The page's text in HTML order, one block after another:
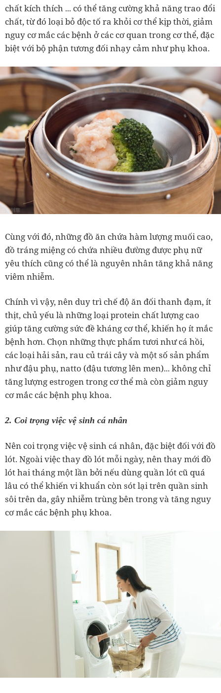
chất kích thích ... có thể tăng cường khả năng trao đổi
chất, từ đó loại bỏ độc tố ra khỏi cơ thể kịp thời, giảm
nguy cơ mắc các bệnh ở các cơ quan trong cơ thể, đặc
biệt với bộ phận tương đối nhạy cảm như phụ khoa.
Cùng với đó, những đồ ăn chứa hàm lượng muối cao,
đồ tráng miệng có chứa nhiều đường được phụ nữ
yêu thích cũng có thể là nguyên nhân tăng khả năng
viêm nhiễm.
Chính vì vậy, nên duy trì chế độ ăn đối thanh đạm, ít
thịt, chủ yếu là những loại protein chất lượng cao
giúp tăng cường sức đề kháng cơ thể, khiến họ ít mắc
bệnh hơn. Chọn những thực phẩm tươi như cá hồi,
các loại hải sản, rau củ trái cây và một số sản phẩm
như đậu phụ, natto (đậu tương lên men)... không chỉ
tăng lượng estrogen trong cơ thể mà còn giảm nguy
cơ mắc các bệnh phụ khoa.
2. Coi trọng việc vệ sinh cá nhân
Nên coi trọng việc vệ sinh cá nhân, đặc biệt đối với đồ
lót. Ngoài việc thay đồ lót mỗi ngày, nên thaymới đồ
lót hai tháng một lần bởi nếu dùng quần lót cũ quá
lâu có thể khiến vi khuẩn còn sót lại trên quần sinh
sôi trên da, gây nhiễm trùng bên trong và tăng nguy
cơ mắc các bệnh phụ khoa.